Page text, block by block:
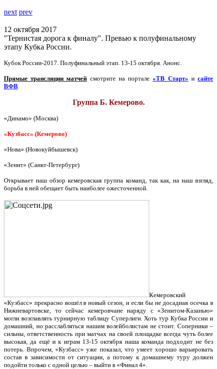
next prev
12 октября 2017
"Тернистая дорога к финалу". Превью к полуфинальному
этапу Кубка России.
Кубок России-2017. Полуфинальный этап. 13-15 октября. Анонс.
Прямые трансляции матчей смотрите на портале«ТВ Старт» исайте
ВФВ.
Группа Б. Кемерово.
«Динамо» (Москва)
«Кузбасс» (Кемерово)
«Нова» (Новокуйбышевск)
«Зенит» (Санкт-Петербург)
Открывает наш обзор кемеровская группа команд, так как, на наш взгляд,
борьба в ней обещает быть наиболее ожесточенной.
Кемеровский
«Кузбасс» прекрасно вошёл в новый сезон, и если бы не досадная осечка в
Нижневартовске, то сейчас кемеровчане наряду с «Зенитом-Казанью»
могли возглавлять турнирную таблицу Суперлиги. Хоть тур Кубка России и
домашний, но расслабляться нашим волейболистам не стоит. Соперники –
сильны, ответственность при матчах на своей площадке всегда чуть более
высокая, да ещё и к играм 13-15 октября наша команда подходит не без
потерь. Впрочем, «Кузбасс» уже показал, что умеет хорошо варьировать
состав в зависимости от ситуации, а потому к домашнему туру должен
подойти только с одной целью – выйти в «Финал 4».